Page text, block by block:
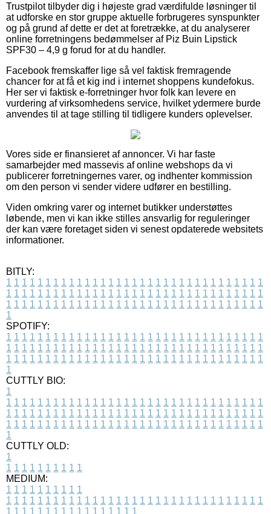
Trustpilot tilbyder dig i højeste grad værdifulde løsninger til
at udforske en stor gruppe aktuelle forbrugeres synspunkter
og på grund af dette er det at foretrække, at du analyserer
online forretningens bedømmelser af Piz Buin Lipstick
SPF30 – 4,9 g forud for at du handler.
Facebook fremskaffer lige så vel faktisk fremragende
chancer for at få et kig ind i internet shoppens kundefokus.
Her ser vi faktisk e-forretninger hvor folk kan levere en
vurdering af virksomhedens service, hvilket ydermere burde
anvendes til at tage stilling til tidligere kunders oplevelser.
Vores side er finansieret af annoncer. Vi har faste
samarbejder med massevis af online webshops da vi
publicerer forretningernes varer, og indhenter kommission
om den person vi sender videre udfører en bestilling.
Viden omkring varer og internet butikker understøttes
løbende, men vi kan ikke stilles ansvarlig for reguleringer
der kan være foretaget siden vi senest opdaterede websitets
informationer.
BITLY:
1 1 1 1 1 1 1 1 1 1 1 1 1 1 1 1 1 1 1 1 1 1 1 1 1 1 1 1 1 1 1 1 1
1 1 1 1 1 1 1 1 1 1 1 1 1 1 1 1 1 1 1 1 1 1 1 1 1 1 1 1 1 1 1 1 1
1 1 1 1 1 1 1 1 1 1 1 1 1 1 1 1 1 1 1 1 1 1 1 1 1 1 1 1 1 1 1 1 1
1
SPOTIFY:
1 1 1 1 1 1 1 1 1 1 1 1 1 1 1 1 1 1 1 1 1 1 1 1 1 1 1 1 1 1 1 1 1
1 1 1 1 1 1 1 1 1 1 1 1 1 1 1 1 1 1 1 1 1 1 1 1 1 1 1 1 1 1 1 1 1
1 1 1 1 1 1 1 1 1 1 1 1 1 1 1 1 1 1 1 1 1 1 1 1 1 1 1 1 1 1 1 1 1
1
CUTTLY BIO:
1
1 1 1 1 1 1 1 1 1 1 1 1 1 1 1 1 1 1 1 1 1 1 1 1 1 1 1 1 1 1 1 1 1
1 1 1 1 1 1 1 1 1 1 1 1 1 1 1 1 1 1 1 1 1 1 1 1 1 1 1 1 1 1 1 1 1
1 1 1 1 1 1 1 1 1 1 1 1 1 1 1 1 1 1 1 1 1 1 1 1 1 1 1 1 1 1 1 1 1
1
CUTTLY OLD:
1
1 1 1 1 1 1 1 1 1 1
MEDIUM:
1 1 1 1 1 1 1 1 1 1
1 1 1 1 1 1 1 1 1 1 1 1 1 1 1 1 1 1 1 1 1 1 1 1 1 1 1 1 1 1 1 1 1
1 1 1 1 1 1 1 1 1 1 1 1 1 1 1 1 1